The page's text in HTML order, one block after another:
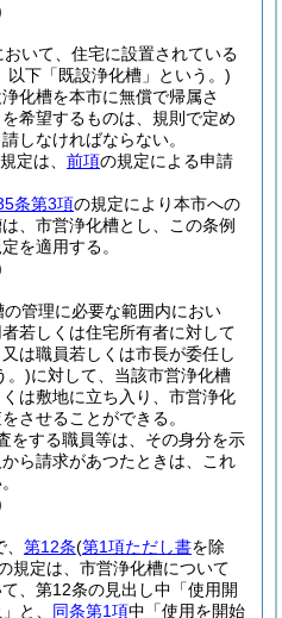
いて、住宅に設置されている
以下「既設浄化槽」という。)
化槽を本市に無償で帰属さ
希望するものは、規則で定め
しなければならない。
定は、 前項の規定による申請
条第3項の規定により本市への
、市営浄化槽とし、この条例
を適用する。
管理に必要な範囲内におい
若しくは住宅所有者に対して
は職員若しくは市長が委任し
。)に対して、当該市営浄化槽
は敷地に立ち入り、市営浄化
させることができる。
をする職員等は、その身分を示
ら請求があつたときは、これ
第12条(第1項ただし書を除
規定は、市営浄化槽について
、第12条の見出し中「使用開
と、 同条第1項中「使用を開始